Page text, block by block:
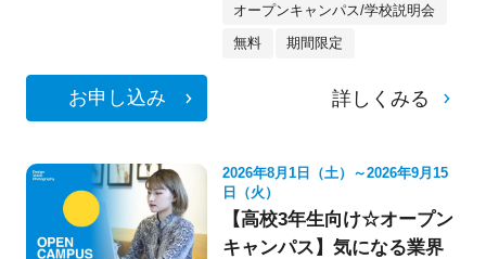
オープンキャンパス/学校説明会
無料 期間限定
お申し込み 詳しくみる
2026年8月1日（土）～2026年9月15
日（火）
【高校3年生向け☆オープン
キャンパス】気になる業界